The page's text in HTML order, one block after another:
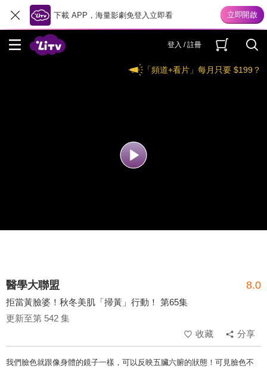
下載 APP，海量影劇免登入立即看
登入 / 註冊
「頻道+看片」每月只要 $199？
醫學大聯盟 8.0
拒當黃臉婆！秋冬美肌「掃黃」行動！ 第65集
更新至第 542 集
收藏
分享
我們臉色就跟像身體的鏡子一樣，可以反映五臟六腑的狀態！可見臉色不